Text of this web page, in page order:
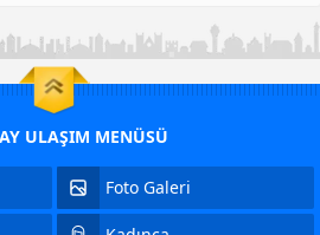
ULAŞIM MENÜSÜ
Foto Galeri